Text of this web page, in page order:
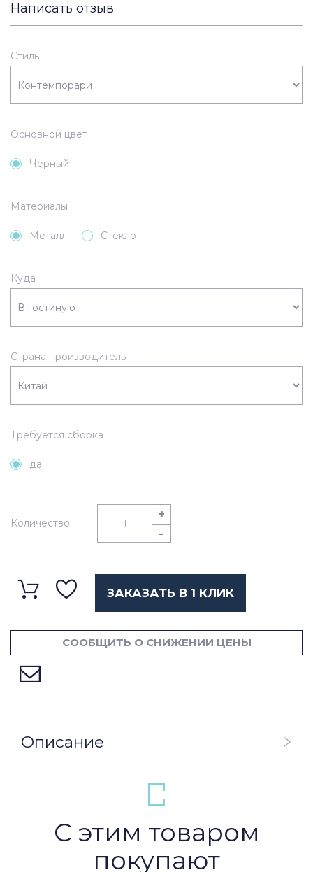
Написать отзыв
Черный
Металл Стекло
да
Количество
+
-
ЗАКАЗАТЬ В 1 КЛИК
СООБЩИТЬ О СНИЖЕНИИ ЦЕНЫ
Описание
С этим товаром
покупают